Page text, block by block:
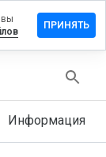
Информация
вы
ПРИНЯТЬ